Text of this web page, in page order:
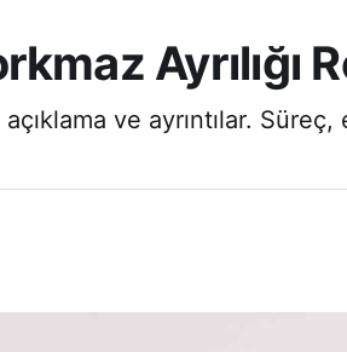
Ayrılığı
ve ayrıntılar.